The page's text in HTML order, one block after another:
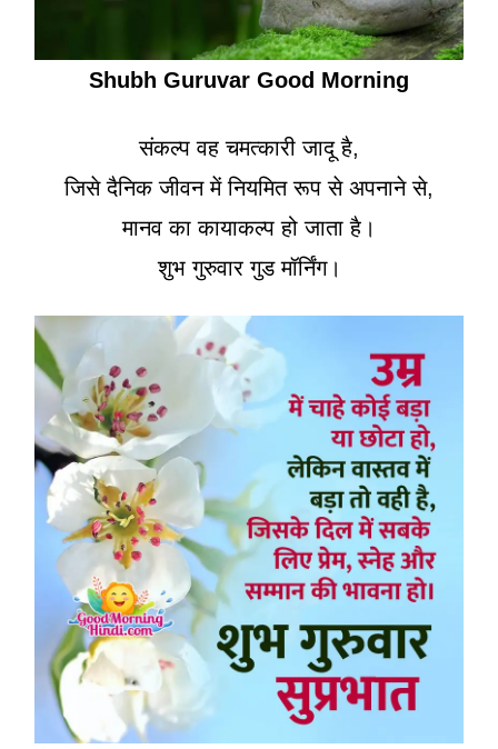
Shubh Guruvar Good Morning
संकल्प वह चमत्कारी जादू है,
जिसे दैनिक जीवन में नियमित रूप से अपनाने से,
मानव का कायाकल्प हो जाता है।
शुभ गुरुवार गुड मॉर्निंग।